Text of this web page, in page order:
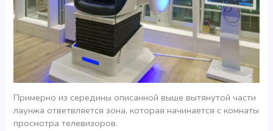
Примерно из середины описанной выше вытянутой части
лаунжа ответвляется зона, которая начинается с комнаты
просмотра телевизоров.